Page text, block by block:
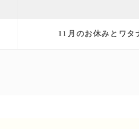
11月のお休みとワタ